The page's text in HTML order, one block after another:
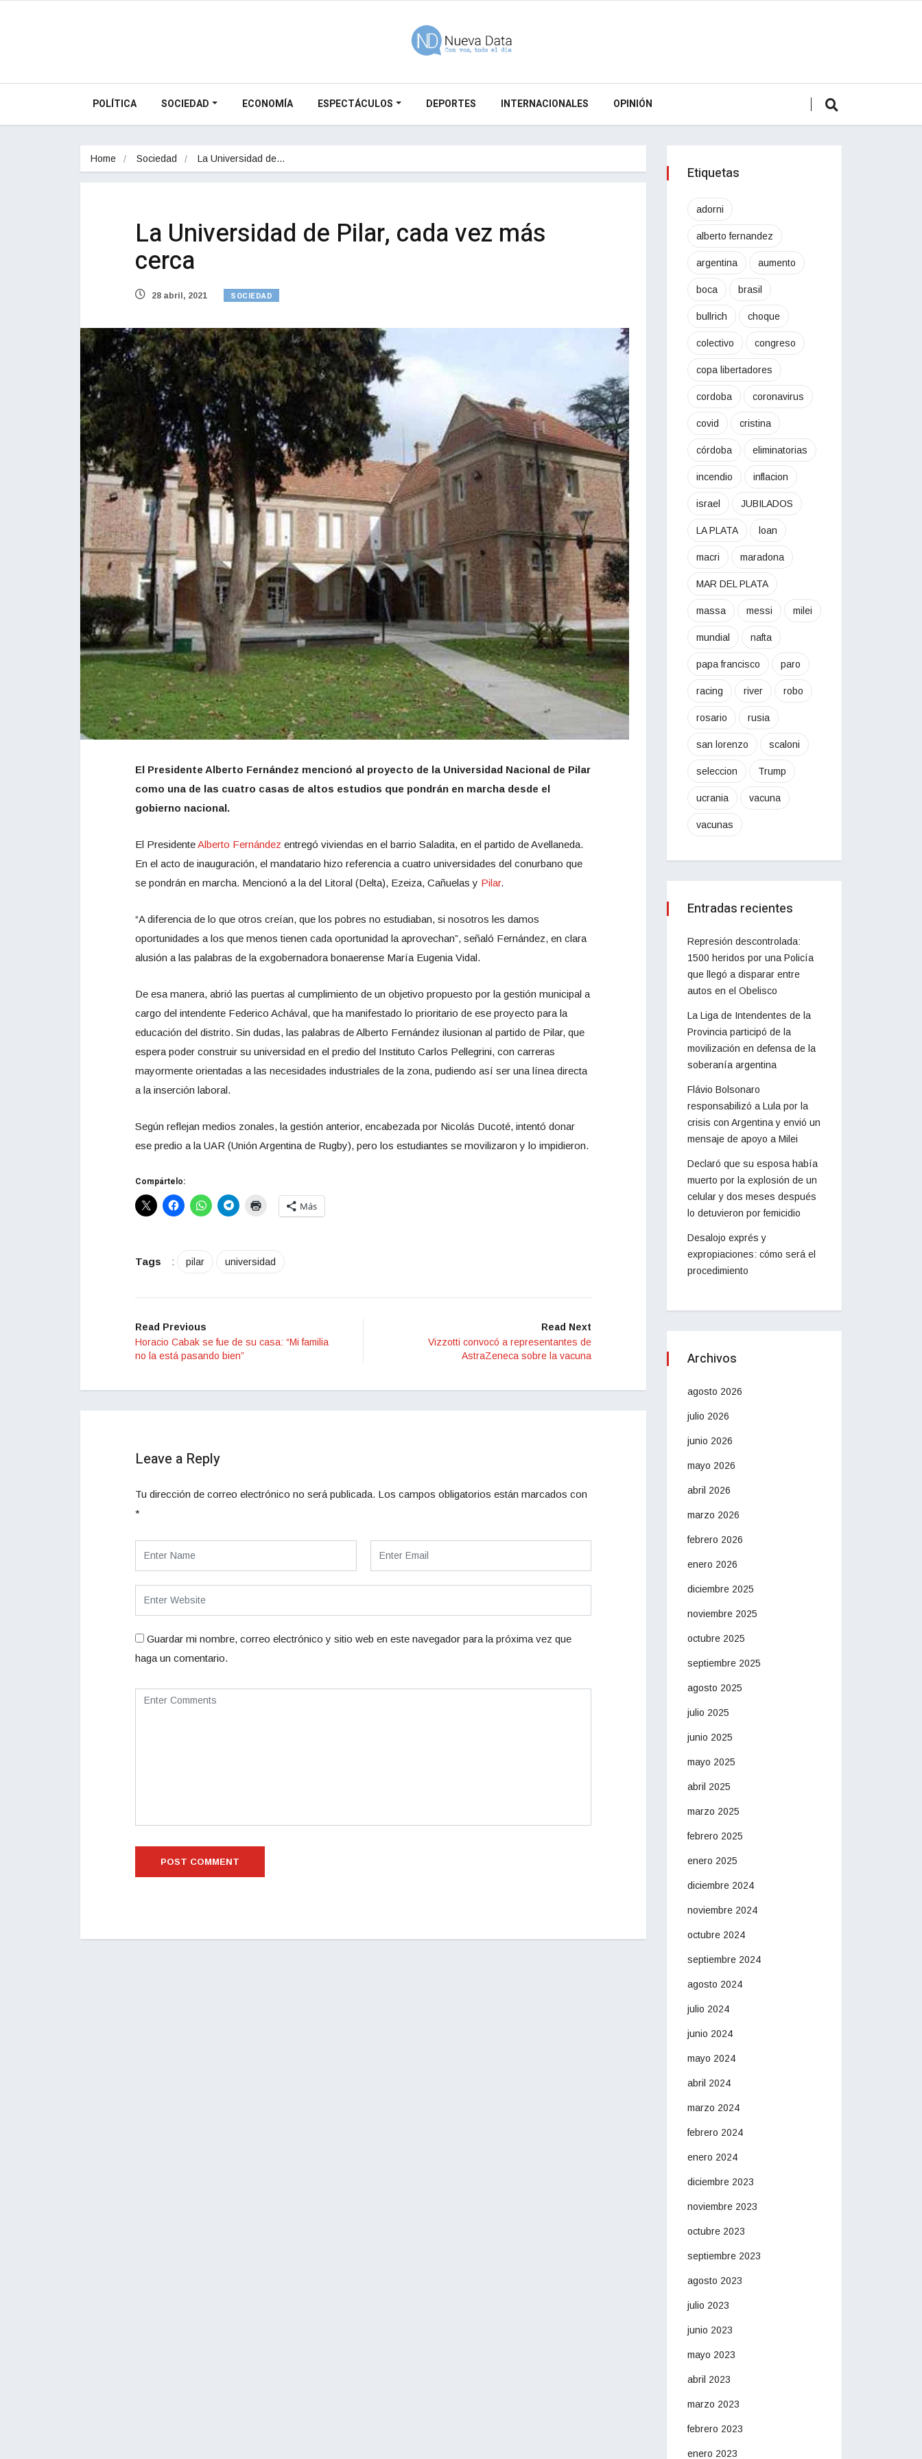
POLÍTICA SOCIEDAD ECONOMÍA ESPECTÁCULOS DEPORTES INTERNACIONALES OPINIÓN
Home Sociedad La Universidad de…
La Universidad de Pilar, cada vez más
cerca
28 abril, 2021 SOCIEDAD
El Presidente Alberto Fernández mencionó al proyecto de la Universidad Nacional de Pilar
como una de las cuatro casas de altos estudios que pondrán en marcha desde el
gobierno nacional.
El PresidenteAlberto Fernández entregó viviendas en el barrio Saladita, en el partido de Avellaneda.
En el acto de inauguración, el mandatario hizo referencia a cuatro universidades del conurbano que
se pondrán en marcha. Mencionó a la del Litoral (Delta), Ezeiza, Cañuelas y Pilar.
“A diferencia de lo que otros creían, que los pobres no estudiaban, si nosotros les damos
oportunidades a los que menos tienen cada oportunidad la aprovechan”, señaló Fernández, en clara
alusión a las palabras de la exgobernadora bonaerense María Eugenia Vidal.
De esa manera, abrió las puertas al cumplimiento de un objetivo propuesto por la gestión municipal a
cargo del intendente Federico Achával, que ha manifestado lo prioritario de ese proyecto para la
educación del distrito. Sin dudas, las palabras de Alberto Fernández ilusionan al partido de Pilar, que
espera poder construir su universidad en el predio del Instituto Carlos Pellegrini, con carreras
mayormente orientadas a las necesidades industriales de la zona, pudiendo así ser una línea directa
a la inserción laboral.
Según reflejan medios zonales, la gestión anterior, encabezada por Nicolás Ducoté, intentó donar
ese predio a la UAR (Unión Argentina de Rugby), pero los estudiantes se movilizaron y lo impidieron.
Compártelo:
Más
Tags : pilar universidad
Read Previous
Horacio Cabak se fue de su casa: “Mi familia
no la está pasando bien”
Read Next
Vizzotti convocó a representantes de
AstraZeneca sobre la vacuna
Leave a Reply
Tu dirección de correo electrónico no será publicada. Los campos obligatorios están marcados con
*
Guardar mi nombre, correo electrónico y sitio web en este navegador para la próxima vez que
haga un comentario.
Etiquetas
adorni
alberto fernandez
argentina aumento
boca brasil
bullrich choque
colectivo congreso
copa libertadores
cordoba coronavirus
covid cristina
córdoba eliminatorias
incendio inflacion
israel JUBILADOS
LA PLATA loan
macri maradona
MAR DEL PLATA
massa messi milei
mundial nafta
papa francisco paro
racing river robo
rosario rusia
san lorenzo scaloni
seleccion Trump
ucrania vacuna
vacunas
Entradas recientes
Represión descontrolada:
1500 heridos por una Policía
que llegó a disparar entre
autos en el Obelisco
La Liga de Intendentes de la
Provincia participó de la
movilización en defensa de la
soberanía argentina
Flávio Bolsonaro
responsabilizó a Lula por la
crisis con Argentina y envió un
mensaje de apoyo a Milei
Declaró que su esposa había
muerto por la explosión de un
celular y dos meses después
lo detuvieron por femicidio
Desalojo exprés y
expropiaciones: cómo será el
procedimiento
Archivos
agosto 2026
julio 2026
junio 2026
mayo 2026
abril 2026
marzo 2026
febrero 2026
enero 2026
diciembre 2025
noviembre 2025
octubre 2025
septiembre 2025
agosto 2025
julio 2025
junio 2025
mayo 2025
abril 2025
marzo 2025
febrero 2025
enero 2025
diciembre 2024
noviembre 2024
octubre 2024
septiembre 2024
agosto 2024
julio 2024
junio 2024
mayo 2024
abril 2024
marzo 2024
febrero 2024
enero 2024
diciembre 2023
noviembre 2023
octubre 2023
septiembre 2023
agosto 2023
julio 2023
junio 2023
mayo 2023
abril 2023
marzo 2023
febrero 2023
enero 2023